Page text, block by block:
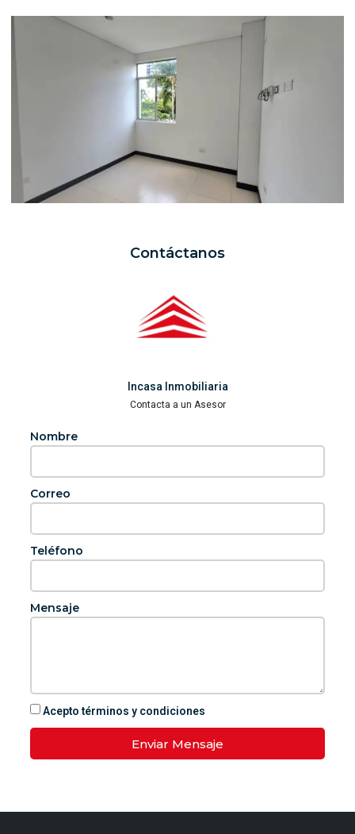
Contáctanos
Incasa Inmobiliaria
Contacta a un Asesor
Nombre
Correo
Teléfono
Mensaje
Acepto términos y condiciones
Enviar Mensaje